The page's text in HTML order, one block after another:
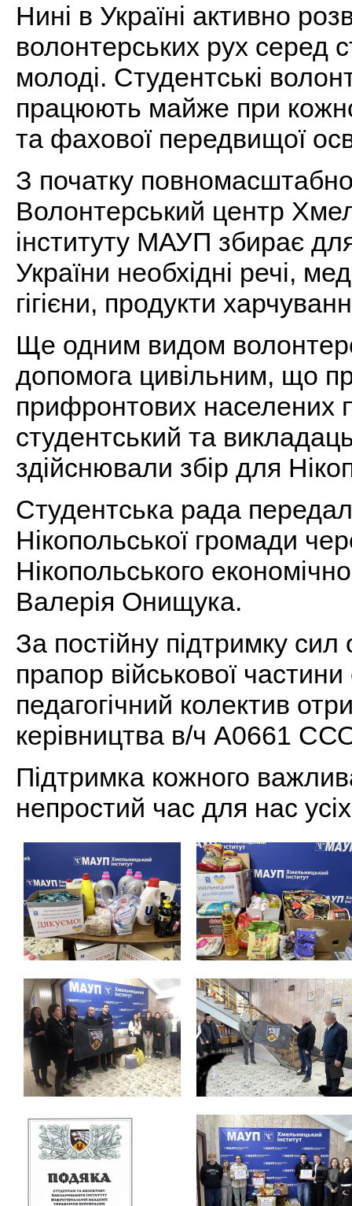
Нині в Україні активно
волонтерських рух серед
молоді. Студентські
працюють майже при
та фахової передвищої
З початку
Волонтерський центр
інституту МАУП збирає
України необхідні речі,
гігієни, продукти
Ще одним видом
допомога цивільним, що
прифронтових населених
студентський та
здійснювали збір для
Студентська рада
Нікопольської громади
Нікопольського
Валерія Онищука.
За постійну підтримку
прапор військової
педагогічний колектив
керівництва в/ч А0661
Підтримка кожного
непростий час для нас